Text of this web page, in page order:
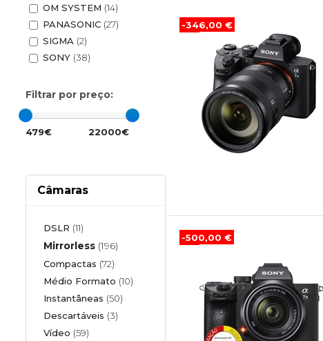
OM SYSTEM (14)
PANASONIC (27)
SIGMA (2)
SONY (38)
Filtrar por preço:
479€ 22000€
Câmaras
DSLR (11)
Mirrorless (196)
Compactas (72)
Médio Formato (10)
Instantâneas (50)
Descartáveis (3)
Vídeo (59)
-346,00 €
-500,00 €